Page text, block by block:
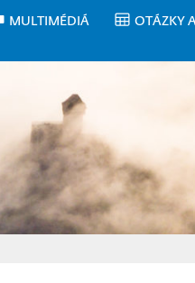
MULTIMÉDIÁ
OTÁZKY